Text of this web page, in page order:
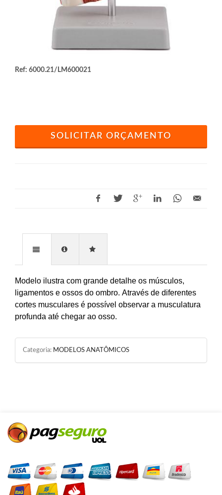
Ref: 6000.21/LM600021
SOLICITAR ORÇAMENTO
Modelo ilustra com grande detalhe os músculos,
ligamentos e ossos do ombro. Através de diferentes
cortes musculares é possível observar a musculatura
profunda até chegar ao osso.
Categoria: MODELOS ANATÔMICOS